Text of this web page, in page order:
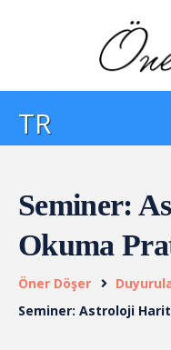
TR
Seminer:
Okuma
Öner Döşer
Seminer: Astroloji